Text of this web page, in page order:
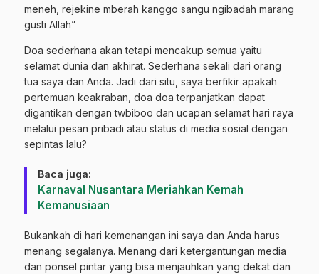
meneh, rejekine mberah kanggo sangu ngibadah marang
gusti Allah”
Doa sederhana akan tetapi mencakup semua yaitu
selamat dunia dan akhirat. Sederhana sekali dari orang
tua saya dan Anda. Jadi dari situ, saya berfikir apakah
pertemuan keakraban, doa doa terpanjatkan dapat
digantikan dengan twbiboo dan ucapan selamat hari raya
melalui pesan pribadi atau status di media sosial dengan
sepintas lalu?
Baca juga:
Karnaval Nusantara Meriahkan Kemah
Kemanusiaan
Bukankah di hari kemenangan ini saya dan Anda harus
menang segalanya. Menang dari ketergantungan media
dan ponsel pintar yang bisa menjauhkan yang dekat dan